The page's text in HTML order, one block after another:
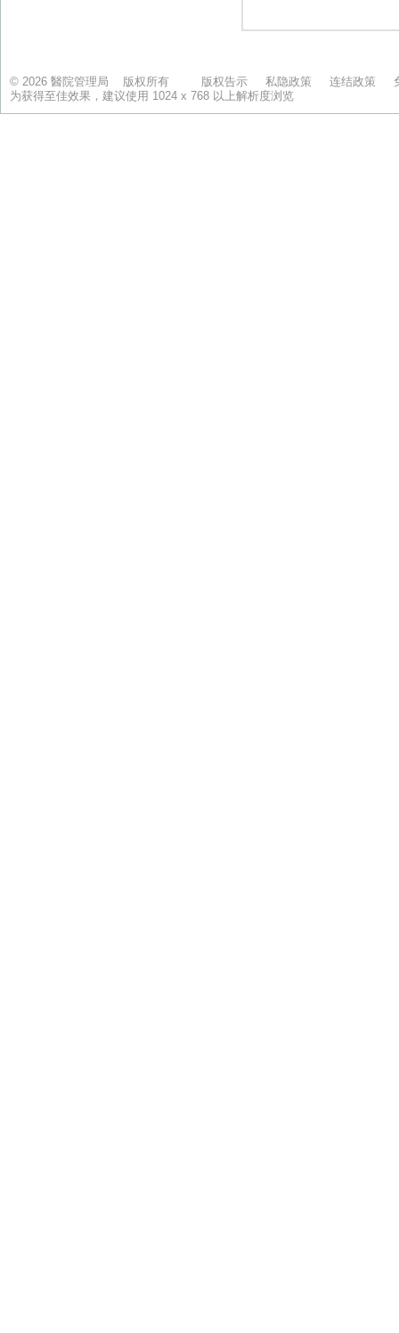
© 2026 醫院管理局 版权所有 版权告示 私隐政策 连结政策
为获得至佳效果，建议使用 1024 x 768 以上解析度浏览